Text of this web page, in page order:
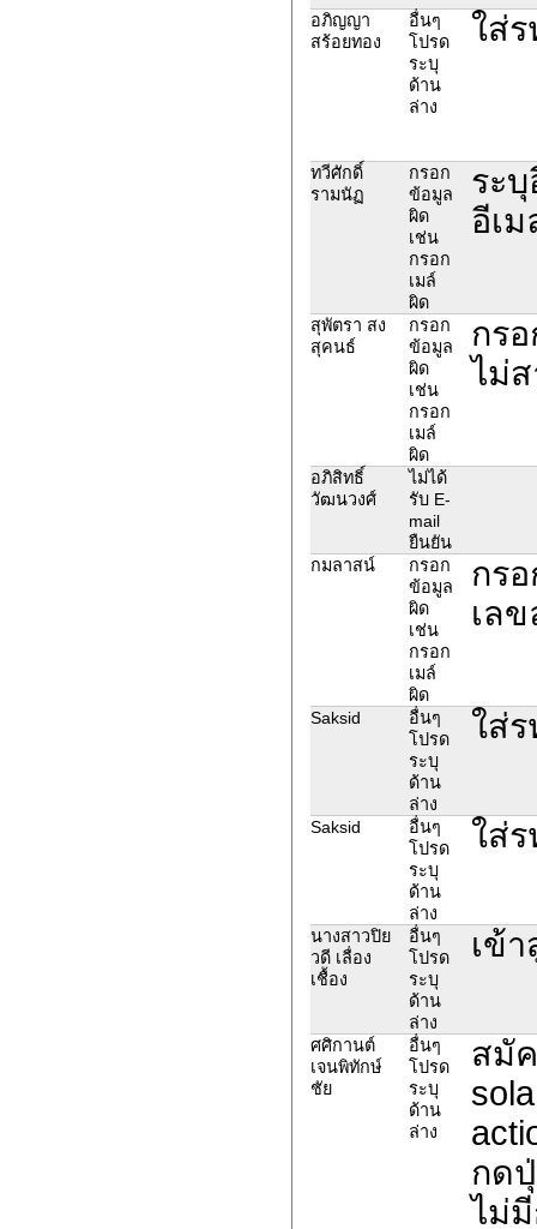
อภิญญา
สร้อยทอง
อื่นๆ
โปรด
ระบุ
ด้าน
ล่าง
ใส่
ทวีศักดิ์
รามนัฏ
กรอก
ข้อมูล
ผิด
เช่น
กรอก
เมล์
ผิด
ระ
อีเม
สุพัตรา สง
สุคนธ์
กรอก
ข้อมูล
ผิด
เช่น
กรอก
เมล์
ผิด
กร
ไม่
อภิสิทธิ์
วัฒนวงศ์
ไม่ได้
รับ E-
mail
ยืนยัน
กมลาสน์
กรอก
ข้อมูล
ผิด
เช่น
กรอก
เมล์
ผิด
กร
เล
Saksid
อื่นๆ
โปรด
ระบุ
ด้าน
ล่าง
ใส่
Saksid
อื่นๆ
โปรด
ระบุ
ด้าน
ล่าง
ใส่
นางสาวปิย
วดี เลื่อง
เชื้อง
อื่นๆ
โปรด
ระบุ
ด้าน
ล่าง
เข้
ศศิกานต์
เจนพิทักษ์
ชัย
อื่นๆ
โปรด
ระบุ
ด้าน
ล่าง
สมั
กด
ไม่